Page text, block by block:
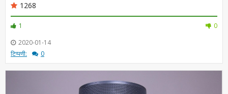
1268
1
0
2020-01-14
टिप्पणी:
0